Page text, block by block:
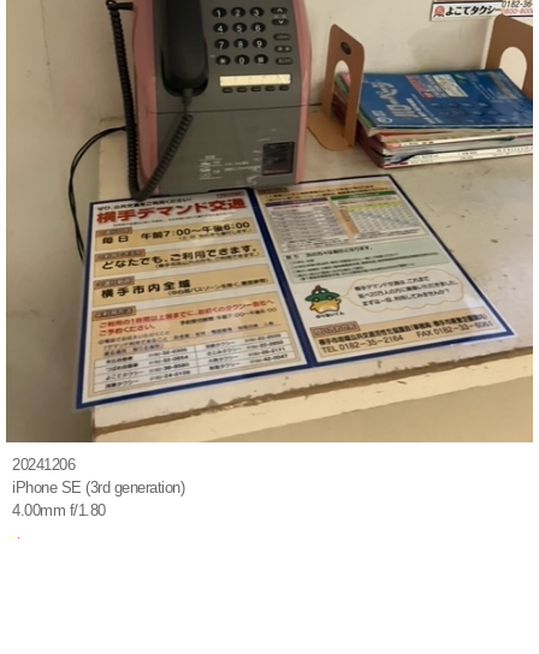
20241206
iPhone SE (3rd generation)
4.00mm f/1.80